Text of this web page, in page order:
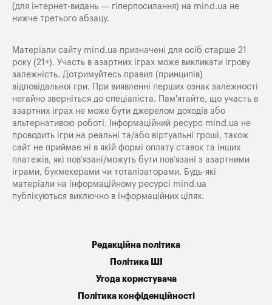
(для інтернет-видань — гіперпосилання) на mind.ua не
нижче третього абзацу.
Матеріали сайту mind.ua призначені для осіб старше 21
року (21+). Участь в азартних іграх може викликати ігрову
залежність. Дотримуйтесь правил (принципів)
відповідальної гри. При виявленні перших ознак залежності
негайно зверніться до спеціаліста. Пам'ятайте, що участь в
азартних іграх не може бути джерелом доходів або
альтернативою роботі. Інформаційний ресурс mind.ua не
проводить ігри на реальні та/або віртуальні гроші, також
сайт не приймає ні в якій формі оплату ставок та інших
платежів, які пов’язані/можуть бути пов’язані з азартними
іграми, букмекерами чи тоталізаторами. Будь-які
матеріали на інформаційному ресурсі mind.ua
публікуються виключно в інформаційних цілях.
Редакційна політика
Політика ШІ
Угода користувача
Політика конфіденційності